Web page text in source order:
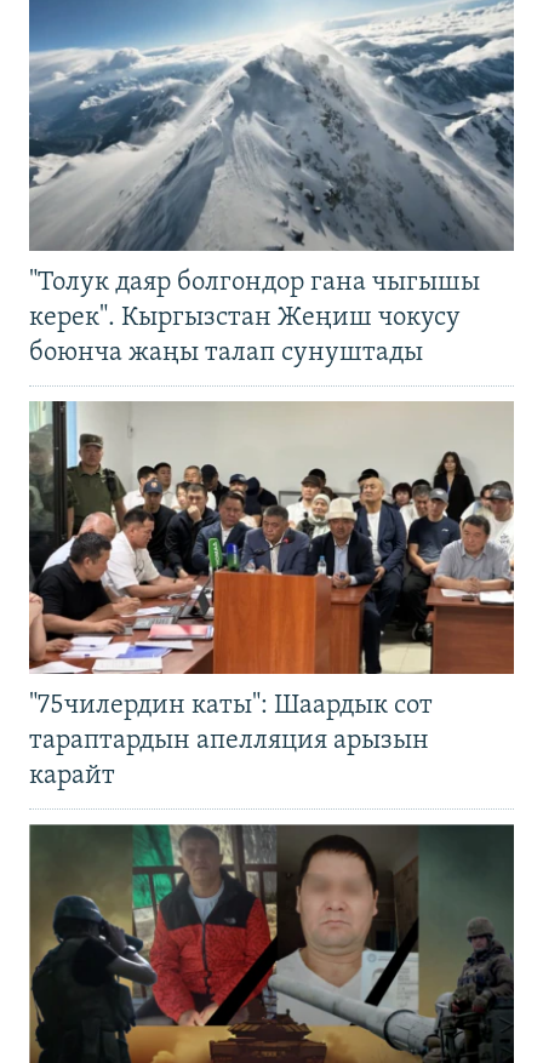
"Толук даяр болгондор гана чыгышы
керек". Кыргызстан Жеңиш чокусу
боюнча жаңы талап сунуштады
"75чилердин каты": Шаардык сот
тараптардын апелляция арызын
карайт